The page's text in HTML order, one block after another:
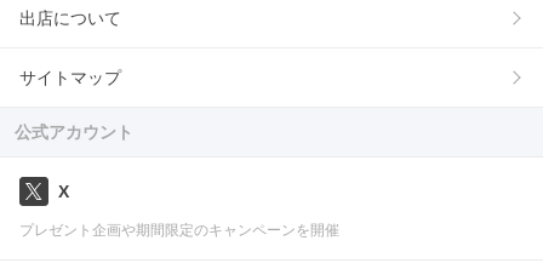
出店について
サイトマップ
公式アカウント
X
プレゼント企画や期間限定のキャンペーンを開催